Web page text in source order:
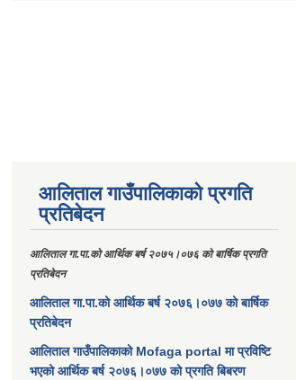
आलिताल गाउँपालिकाको प्रगति
प्रतिबेदन
आलिताल गा.पा.को आर्थिक बर्ष २०७५।०७६ को बार्षिक प्रगति
प्रतिबेदन
आलिताल गा.पा.को आर्थिक बर्ष २०७६।०७७ को बार्षिक
प्रतिबेदन
आलिताल गाउँपालिकाको Mofaga portal मा प्रविष्टि
भएको आर्थिक बर्ष २०७६।०७७ को प्रगति बिबरण